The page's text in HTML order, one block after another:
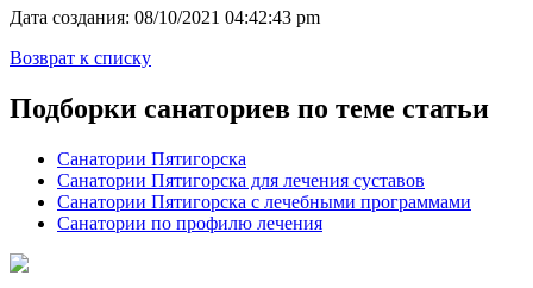
Дата создания: 08/10/2021 04:42:43 pm
Возврат к списку
Подборки санаториев по теме статьи
Санатории Пятигорска
Санатории Пятигорска для лечения суставов
Санатории Пятигорска с лечебными программами
Санатории по профилю лечения